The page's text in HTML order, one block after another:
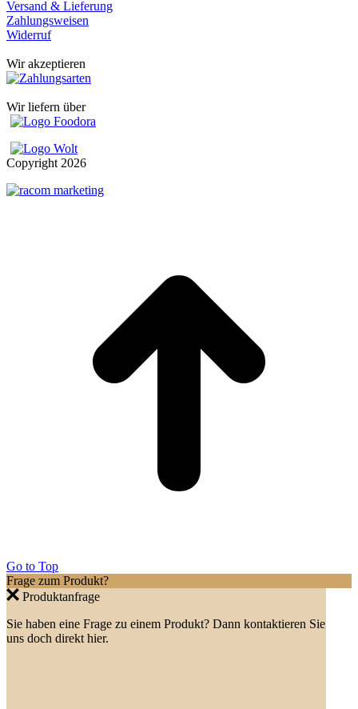
Versand & Lieferung
Zahlungsweisen
Widerruf
Wir akzeptieren
Wir liefern über
Copyright 2026
Go to Top
Frage zum Produkt?
Produktanfrage
Sie haben eine Frage zu einem Produkt? Dann kontaktieren Sie
uns doch direkt hier.